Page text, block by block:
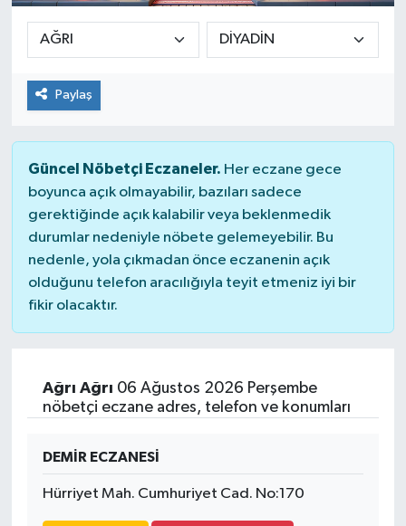
Paylaş
Güncel Nöbetçi Eczaneler. Her eczane gece
boyunca açık olmayabilir, bazıları sadece
gerektiğinde açık kalabilir veya beklenmedik
durumlar nedeniyle nöbete gelemeyebilir. Bu
nedenle, yola çıkmadan önce eczanenin açık
olduğunu telefon aracılığıyla teyit etmeniz iyi bir
fikir olacaktır.
Ağrı Ağrı 06 Ağustos 2026 Perşembe
nöbetçi eczane adres, telefon ve konumları
DEMİR ECZANESİ
Hürriyet Mah. Cumhuriyet Cad. No:170